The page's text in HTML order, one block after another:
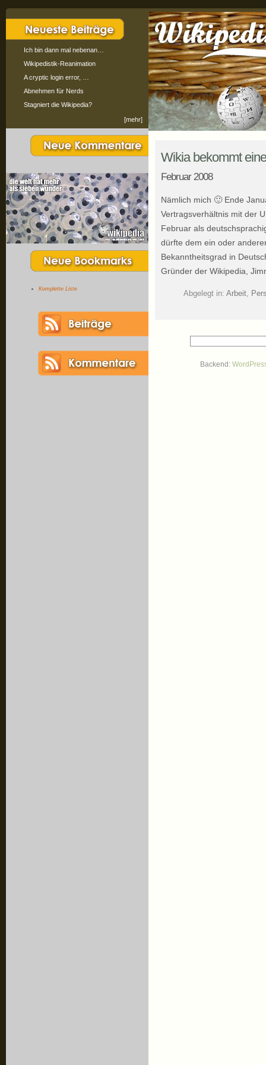
Ich bin dann mal nebenan…
Wikipedistik-Reanimation
A cryptic login error, …
Abnehmen für Nerds
Stagniert die Wikipedia?
[mehr]
Komplette Liste
Wikia bekommt
Februar 2008
Nämlich mich 🙂 Ende
Vertragsverhältnis mit der
Februar als
dürfte dem ein oder
Bekanntheitsgrad in
Gründer der Wikipedia,
Abgelegt in: Arbeit,
Backend: